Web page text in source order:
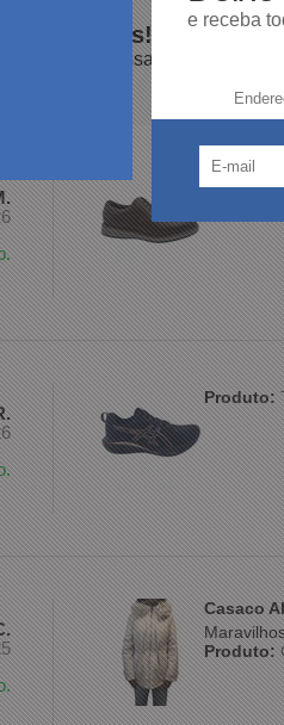
e receba
Endereço:
por nós!
da nossa loja.
Produto:
Casaco
Produto: